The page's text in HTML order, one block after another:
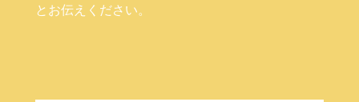
とお伝えください。